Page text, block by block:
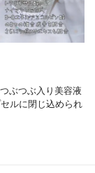
ぶつぶ入り美容液
ルに閉じ込められ